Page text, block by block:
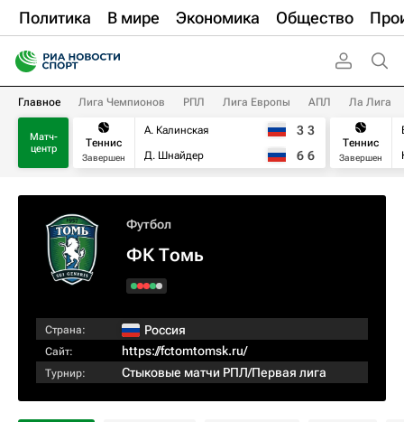
Политика В мире Экономика Общество
Главное Лига Чемпионов РПЛ Лига Европы АПЛ Ла Лига
Матч-
центр
Теннис
Завершен
А. Калинская
Д. Шнайдер
3 3
6 6
Теннис
Завершен
Футбол
ФК Томь
Страна: Россия
Сайт: https://fctomtomsk.ru/
Турнир: Стыковые матчи РПЛ/Первая лига